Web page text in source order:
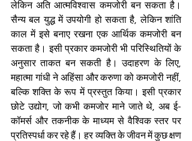
लेकिन अति आत्मविश्वास कमजोरी बन सकता है।
सैन्य बल युद्ध में उपयोगी हो सकता है, लेकिन शांति
काल में इसे बनाए रखना एक आर्थिक कमजोरी बन
सकता है। इसी प्रकार कमजोरी भी परिस्थितियों के
अनुसार ताकत बन सकती है। उदाहरण के लिए,
महात्मा गांधी ने अहिंसा और करुणा को कमजोरी नहीं,
बल्कि शक्ति के रूप में प्रस्तुत किया। इसी प्रकार
छोटे उद्योग, जो कभी कमजोर माने जाते थे, अब ई-
कॉमर्स और तकनीक के माध्यम से वैश्विक स्तर पर
प्रतिस्पर्धा कर रहे हैं। हर व्यक्ति के जीवन में कुछ क्षण